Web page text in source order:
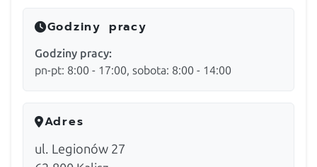
Godziny pracy
Godziny pracy:
pn-pt: 8:00 - 17:00, sobota: 8:00 - 14:00
Adres
ul. Legionów 27